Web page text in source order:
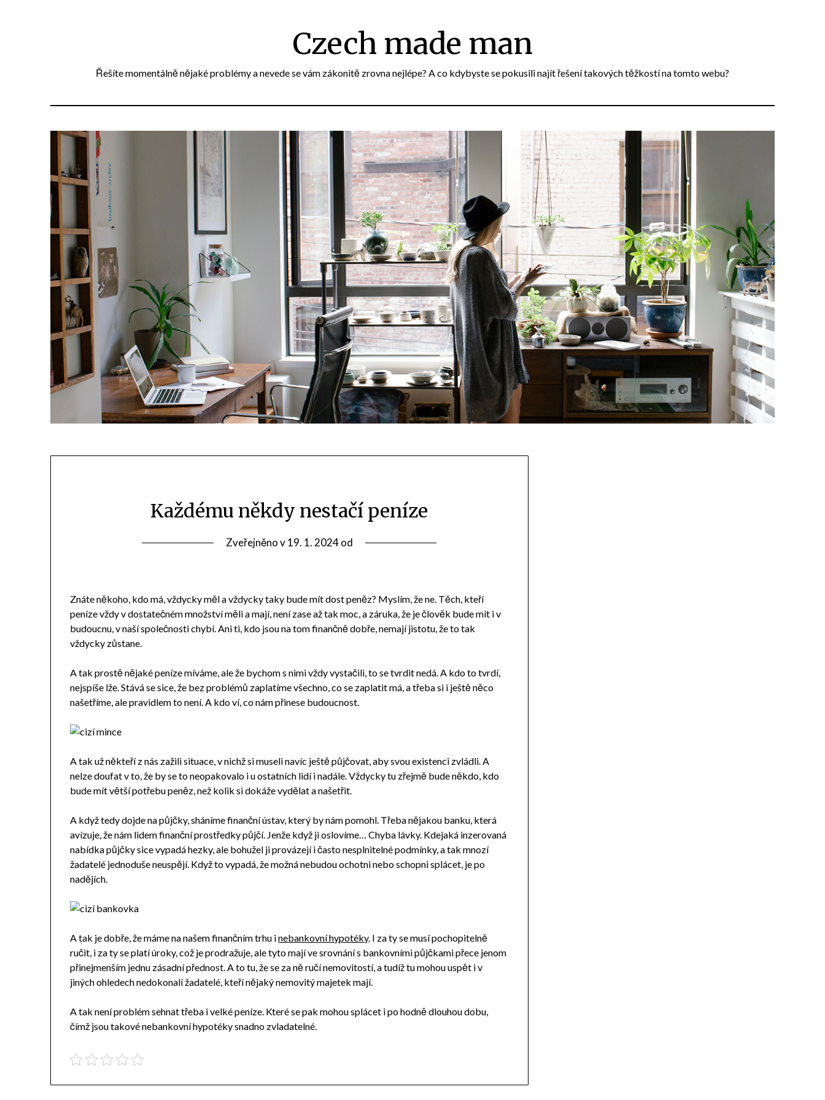
Czech made man
Řešíte momentálně nějaké problémy a nevede se vám zákonitě zrovna nejlépe? A co kdybyste se pokusili najít řešení takových těžkostí na tomto webu?
Každému někdy nestačí peníze
Zveřejněno v19. 1. 2024od
Znáte někoho, kdo má, vždycky měl a vždycky taky bude mít dost peněz? Myslím, že ne. Těch, kteří
peníze vždy v dostatečném množství měli a mají, není zase až tak moc, a záruka, že je člověk bude mít i v
budoucnu, v naší společnosti chybí. Ani ti, kdo jsou na tom finančně dobře, nemají jistotu, že to tak
vždycky zůstane.
A tak prostě nějaké peníze míváme, ale že bychom s nimi vždy vystačili, to se tvrdit nedá. A kdo to tvrdí,
nejspíše lže. Stává se sice, že bez problémů zaplatíme všechno, co se zaplatit má, a třeba si i ještě něco
našetříme, ale pravidlem to není. A kdo ví, co nám přinese budoucnost.
A tak už někteří z nás zažili situace, v nichž si museli navíc ještě půjčovat, aby svou existenci zvládli. A
nelze doufat v to, že by se to neopakovalo i u ostatních lidí i nadále. Vždycky tu zřejmě bude někdo, kdo
bude mít větší potřebu peněz, než kolik si dokáže vydělat a našetřit.
A když tedy dojde na půjčky, sháníme finanční ústav, který by nám pomohl. Třeba nějakou banku, která
avízuje, že nám lidem finanční prostředky půjčí. Jenže když ji oslovíme… Chyba lávky. Kdejaká inzerovaná
nabídka půjčky sice vypadá hezky, ale bohužel ji provázejí i často nesplnitelné podmínky, a tak mnozí
žadatelé jednoduše neuspějí. Když to vypadá, že možná nebudou ochotni nebo schopni splácet, je po
nadějích.
A tak je dobře, že máme na našem finančním trhu inebankovní hypotéky. I za ty se musí pochopitelně
ručit, i za ty se platí úroky, což je prodražuje, ale tyto mají ve srovnání s bankovními půjčkami přece jenom
přinejmenším jednu zásadní přednost. A to tu, že se za ně ručí nemovitostí, a tudíž tu mohou uspět i v
jiných ohledech nedokonalí žadatelé, kteří nějaký nemovitý majetek mají.
A tak není problém sehnat třeba i velké peníze. Které se pak mohou splácet i po hodně dlouhou dobu,
čímž jsou takové nebankovní hypotéky snadno zvladatelné.